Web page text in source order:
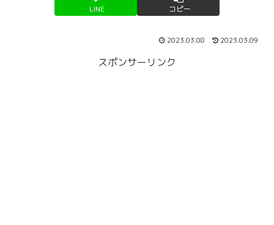
LINE コピー
2023.03.08 2023.03.09
スポンサーリンク